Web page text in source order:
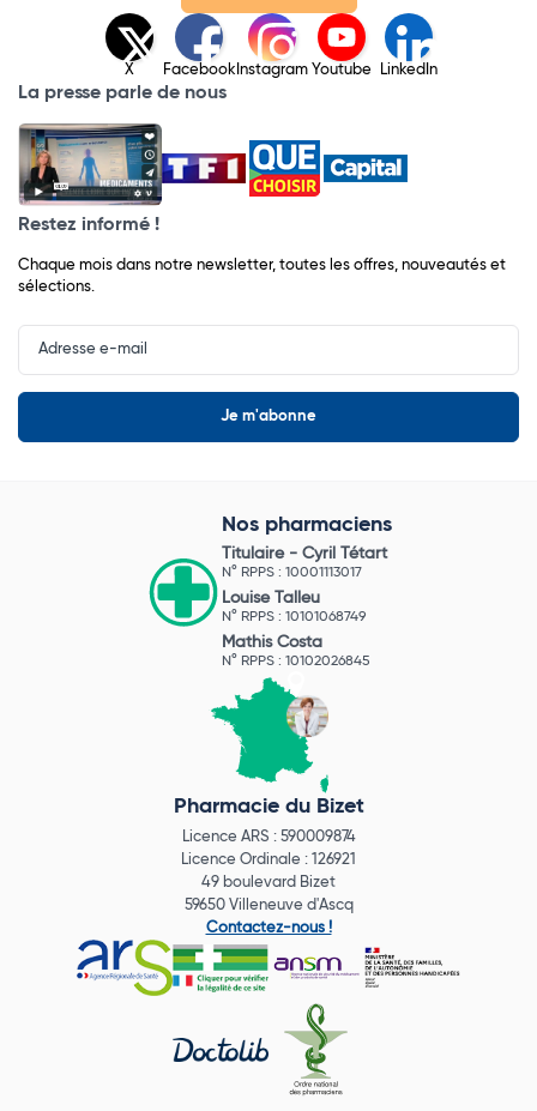
X Facebook Instagram Youtube LinkedIn
La presse parle de nous
Restez informé !
Chaque mois dans notre newsletter, toutes les offres, nouveautés et
sélections.
Input
Newsletter
Nos pharmaciens
Titulaire - Cyril Tétart
N° RPPS : 10001113017
Louise Talleu
N° RPPS : 10101068749
Mathis Costa
N° RPPS : 10102026845
Pharmacie du Bizet
Licence ARS : 590009874
Licence Ordinale : 126921
49 boulevard Bizet
59650 Villeneuve d'Ascq
Contactez-nous !